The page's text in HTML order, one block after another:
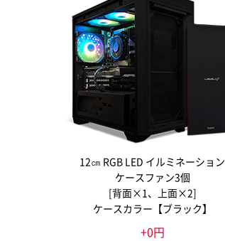
12㎝ RGB LED イルミネーション
ケースファン3個
[背面×1、上面×2]
ケースカラー【ブラック】
+0円